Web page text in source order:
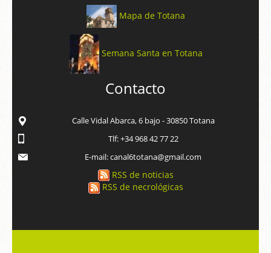
Mapa de Totana
Semana Santa en Totana
Contacto
Calle Vidal Abarca, 6 bajo - 30850 Totana
Tlf: +34 968 42 77 22
E-mail: canal6totana@gmail.com
RSS de noticias
RSS de necrológicas